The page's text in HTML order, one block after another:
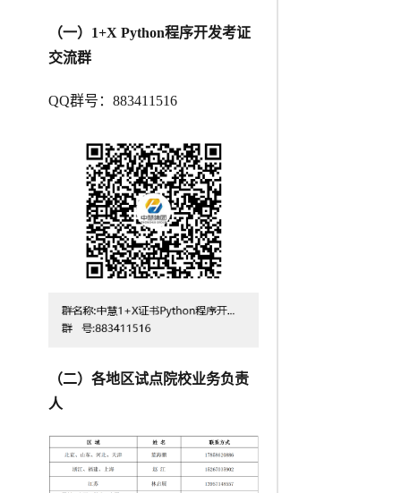
（一）1+X Python程序开发考证
交流群
QQ群号：883411516
（二）各地区试点院校业务负责
人